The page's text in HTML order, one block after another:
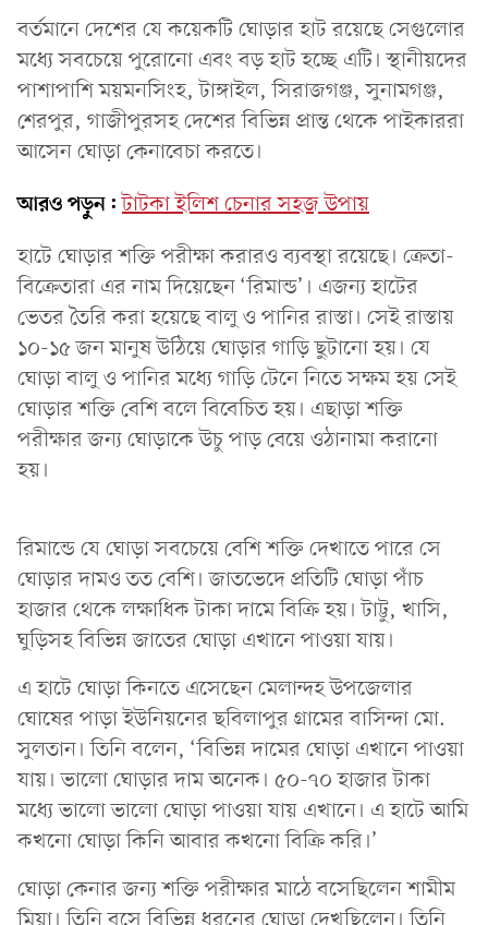
বর্তমানে দেশের যে কয়েকটি ঘোড়ার হাট রয়েছে সেগুলোর
মধ্যে সবচেয়ে পুরোনো এবং বড় হাট হচ্ছে এটি। স্থানীয়দের
পাশাপাশি ময়মনসিংহ, টাঙ্গাইল, সিরাজগঞ্জ, সুনামগঞ্জ,
শেরপুর, গাজীপুরসহ দেশের বিভিন্ন প্রান্ত থেকে পাইকাররা
আসেন ঘোড়া কেনাবেচা করতে।
আরও পড়ুন: টাটকা ইলিশ চেনার সহজ উপায়
হাটে ঘোড়ার শক্তি পরীক্ষা করারও ব্যবস্থা রয়েছে। ক্রেতা-
বিক্রেতারা এর নাম দিয়েছেন ‘রিমান্ড’। এজন্য হাটের
ভেতর তৈরি করা হয়েছে বালু ও পানির রাস্তা। সেই রাস্তায়
১০-১৫ জন মানুষ উঠিয়ে ঘোড়ার গাড়ি ছুটানো হয়। যে
ঘোড়া বালু ও পানির মধ্যে গাড়ি টেনে নিতে সক্ষম হয় সেই
ঘোড়ার শক্তি বেশি বলে বিবেচিত হয়। এছাড়া শক্তি
পরীক্ষার জন্য ঘোড়াকে উচু পাড় বেয়ে ওঠানামা করানো
হয়।
রিমান্ডে যে ঘোড়া সবচেয়ে বেশি শক্তি দেখাতে পারে সে
ঘোড়ার দামও তত বেশি। জাতভেদে প্রতিটি ঘোড়া পাঁচ
হাজার থেকে লক্ষাধিক টাকা দামে বিক্রি হয়। টাট্টু, খাসি,
ঘুড়িসহ বিভিন্ন জাতের ঘোড়া এখানে পাওয়া যায়।
এ হাটে ঘোড়া কিনতে এসেছেন মেলান্দহ উপজেলার
ঘোষের পাড়া ইউনিয়নের ছবিলাপুর গ্রামের বাসিন্দা মো.
সুলতান। তিনি বলেন, ‘বিভিন্ন দামের ঘোড়া এখানে পাওয়া
যায়। ভালো ঘোড়ার দাম অনেক। ৫০-৭০ হাজার টাকা
মধ্যে ভালো ভালো ঘোড়া পাওয়া যায় এখানে। এ হাটে আমি
কখনো ঘোড়া কিনি আবার কখনো বিক্রি করি।’
ঘোড়া কেনার জন্য শক্তি পরীক্ষার মাঠে বসেছিলেন শামীম